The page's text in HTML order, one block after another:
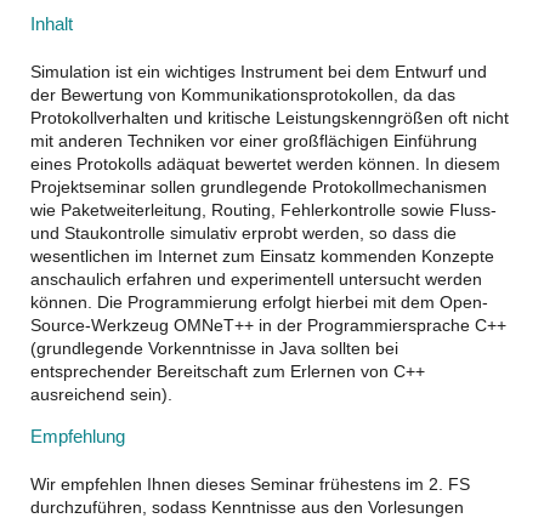
Inhalt
Simulation ist ein wichtiges Instrument bei dem Entwurf und
der Bewertung von Kommunikationsprotokollen, da das
Protokollverhalten und kritische Leistungskenngrößen oft nicht
mit anderen Techniken vor einer großflächigen Einführung
eines Protokolls adäquat bewertet werden können. In diesem
Projektseminar sollen grundlegende Protokollmechanismen
wie Paketweiterleitung, Routing, Fehlerkontrolle sowie Fluss-
und Staukontrolle simulativ erprobt werden, so dass die
wesentlichen im Internet zum Einsatz kommenden Konzepte
anschaulich erfahren und experimentell untersucht werden
können. Die Programmierung erfolgt hierbei mit dem Open-
Source-Werkzeug OMNeT++ in der Programmiersprache C++
(grundlegende Vorkenntnisse in Java sollten bei
entsprechender Bereitschaft zum Erlernen von C++
ausreichend sein).
Empfehlung
Wir empfehlen Ihnen dieses Seminar frühestens im 2. FS
durchzuführen, sodass Kenntnisse aus den Vorlesungen